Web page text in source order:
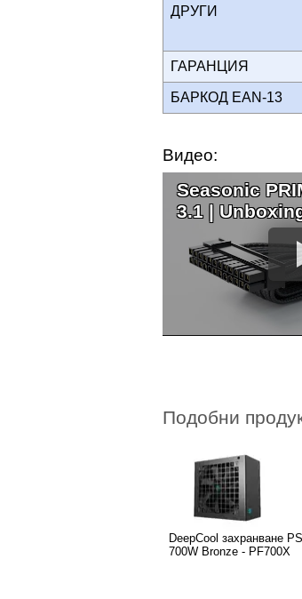
ДРУГИ
ГАРАНЦИЯ
БАРКОД EAN-13
Видео:
Seasonic
3.1 |
Подобни
DeepCool захранване
700W Bronze - PF700X